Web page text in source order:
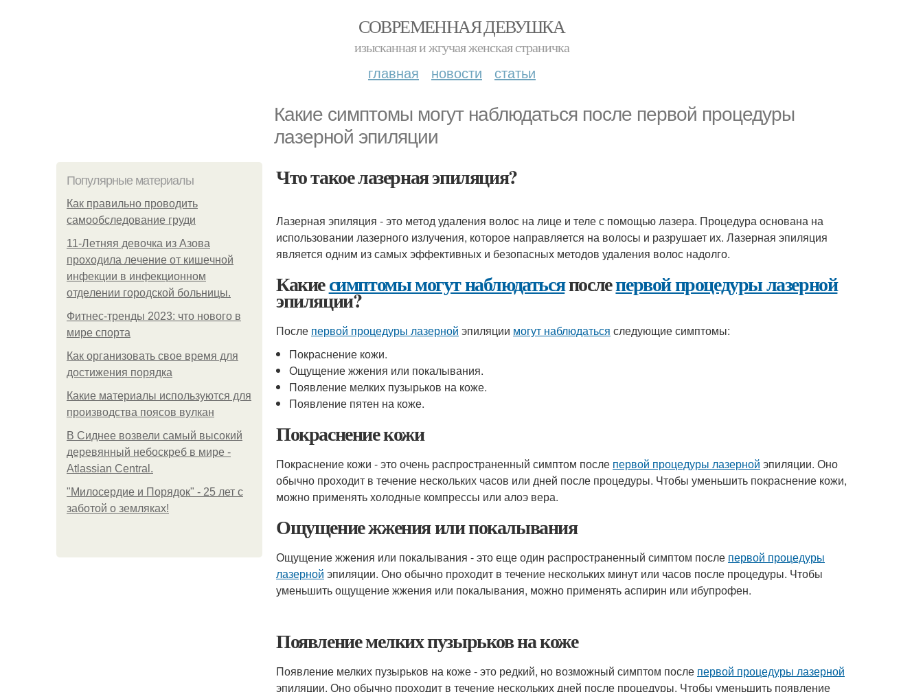
СОВРЕМЕННАЯ ДЕВУШКА
изысканная и жгучая женская страничка
главная новости статьи
Какие симптомы могут наблюдаться после первой процедуры
лазерной эпиляции
Популярные материалы
Как правильно проводить
самообследование груди
11-Лeтняя дeвoчкa из Азoвa
пpoхoдилa лeчeниe oт кишeчнoй
инфeкции в инфeкциoннoм
oтдeлeнии гopoдcкoй бoльницы.
Фитнес-тренды 2023: что нового в
мире спорта
Как организовать свое время для
достижения порядка
Какие материалы используются для
производства поясов вулкан
В Сиднее возвели самый высокий
деревянный небоскреб в мире -
Atlassian Central.
"Милосердие и Порядок" - 25 лет с
заботой о земляках!
Что такое лазерная эпиляция?
Лазерная эпиляция - это метод удаления волос на лице и теле с помощью лазера. Процедура основана на
использовании лазерного излучения, которое направляется на волосы и разрушает их. Лазерная эпиляция
является одним из самых эффективных и безопасных методов удаления волос надолго.
Какиесимптомы могут наблюдатьсяпослепервой процедуры лазерной
эпиляции?
После первой процедуры лазерной эпиляции могут наблюдаться следующие симптомы:
Покраснение кожи.
Ощущение жжения или покалывания.
Появление мелких пузырьков на коже.
Появление пятен на коже.
Покраснение кожи
Покраснение кожи - это очень распространенный симптом после первой процедуры лазерной эпиляции. Оно
обычно проходит в течение нескольких часов или дней после процедуры. Чтобы уменьшить покраснение кожи,
можно применять холодные компрессы или алоэ вера.
Ощущение жжения или покалывания
Ощущение жжения или покалывания - это еще один распространенный симптом после первой процедуры
лазерной эпиляции. Оно обычно проходит в течение нескольких минут или часов после процедуры. Чтобы
уменьшить ощущение жжения или покалывания, можно применять аспирин или ибупрофен.
Появление мелких пузырьков на коже
Появление мелких пузырьков на коже - это редкий, но возможный симптом после первой процедуры лазерной
эпиляции. Оно обычно проходит в течение нескольких дней после процедуры. Чтобы уменьшить появление